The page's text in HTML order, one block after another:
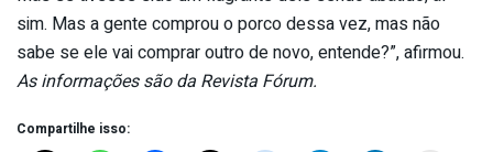
sim. Mas a gente comprou o porco dessa vez, mas não
sabe se ele vai comprar outro de novo, entende?”, afirmou.
As informações são da Revista Fórum.
Compartilhe isso: